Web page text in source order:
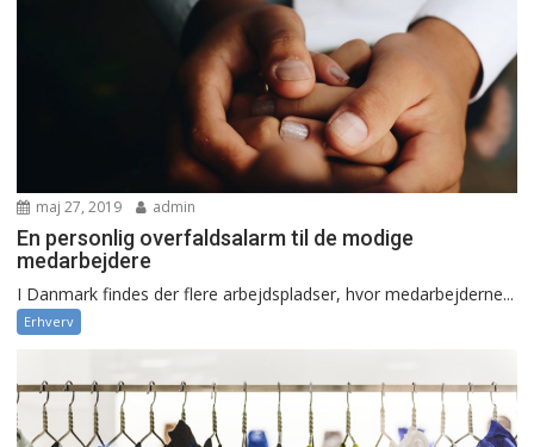
maj 27, 2019 admin
En personlig overfaldsalarm til de modige
medarbejdere
I Danmark findes der flere arbejdspladser, hvor medarbejderne...
Erhverv